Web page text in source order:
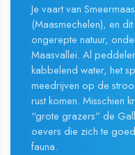
Je vaart van
(Maasmechelen), en
ongerepte natuur,
Maasvallei. Al
kabbelend water, het
meedrijven op de
rust komen. Misschien
“grote grazers” de
oevers die zich te
fauna.